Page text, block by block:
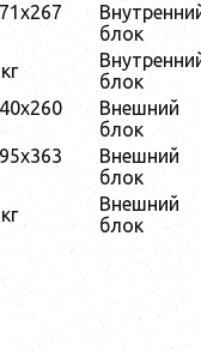
блок
блок
Внешний
блок
Внешний
блок
Внешний
блок